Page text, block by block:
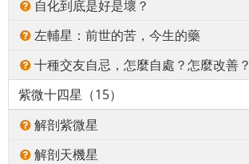
自化到底是好是壞？
左輔星：前世的苦，今生的藥
十種交友自忌，怎麼自處？怎麼改善？
紫微十四星（15）
解剖紫微星
解剖天機星